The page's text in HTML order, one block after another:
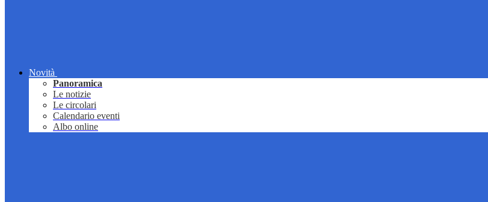
Novità
Panoramica
Le notizie
Le circolari
Calendario eventi
Albo online